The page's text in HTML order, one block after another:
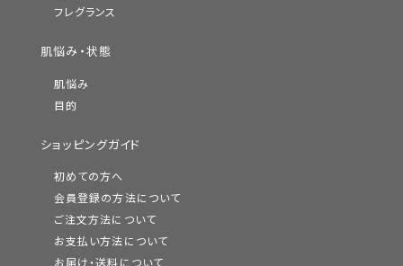
フレグランス
肌悩み・状態
肌悩み
目的
ショッピングガイド
初めての方へ
会員登録の方法について
ご注文方法について
お支払い方法について
お届け・送料について